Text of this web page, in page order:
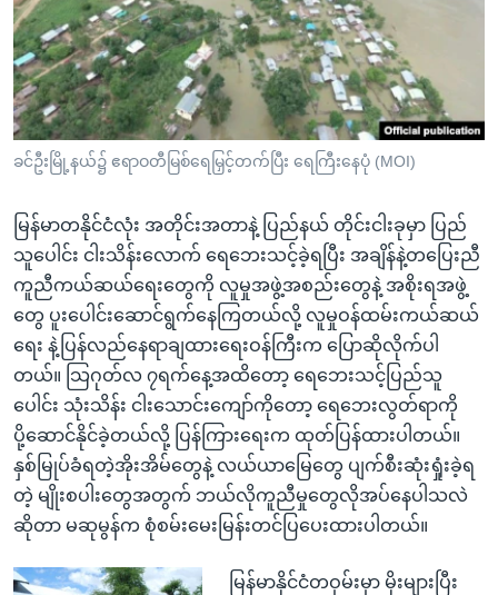
အ
ညွန်း
စာမျက်နှာ
သို့
ကျော်
ကြည့်
ရှာဖွေ
ရန်
နေရာ
သို့
ကျော်
ရန်
သုတပဒေသာ အင်္ဂလိပ်စာ
Learning English
ဗွီအိုအေ လူမှုကွန်ယက်များ
ဘာသာစကားများ
ခင်ဦးမြို့နယ်၌ ဧရာဝတီမြစ်ရေမြှင့်တက်ပြီး ရေကြီးနေပုံ (MOI)
မြန်မာတနိုင်ငံလုံး အတိုင်းအတာနဲ့ ပြည်နယ် တိုင်းငါးခုမှာ ပြည်
သူပေါင်း ငါးသိန်းလောက် ရေဘေးသင့်ခဲ့ရပြီး အချိန်နဲ့တပြေးညီ
ကူညီကယ်ဆယ်ရေးတွေကို လူမှုအဖွဲ့အစည်းတွေနဲ့ အစိုးရအဖွဲ့
တွေ ပူးပေါင်းဆောင်ရွက်နေကြတယ်လို့ လူမှုဝန်ထမ်းကယ်ဆယ်
ရေး နဲ့ပြန်လည်နေရာချထားရေးဝန်ကြီးက ပြောဆိုလိုက်ပါ
တယ်။ သြဂုတ်လ ၇ရက်နေ့အထိတော့ ရေဘေးသင့်ပြည်သူ
ပေါင်း သုံးသိန်း ငါးသောင်းကျော်ကိုတော့ ရေဘေးလွတ်ရာကို
ပို့ဆောင်နိုင်ခဲ့တယ်လို့ ပြန်ကြားရေးက ထုတ်ပြန်ထားပါတယ်။
နှစ်မြုပ်ခံရတဲ့အိုးအိမ်တွေနဲ့ လယ်ယာမြေတွေ ပျက်စီးဆုံးရှုံးခဲ့ရ
တဲ့ မျိုးစပါးတွေအတွက် ဘယ်လိုကူညီမှုတွေလိုအပ်နေပါသလဲ
ဆိုတာ မဆုမွန်က စုံစမ်းမေးမြန်းတင်ပြပေးထားပါတယ်။
မြန်မာနိုင်ငံတဝှမ်းမှာ မိုးများပြီး